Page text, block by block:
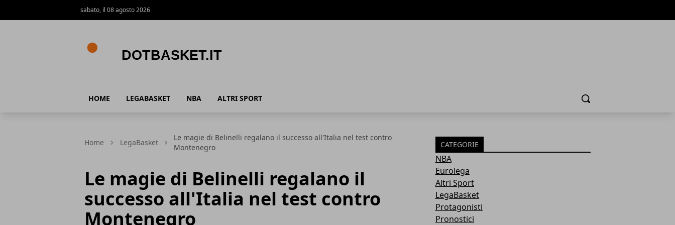
sabato, il 08 agosto 2026
HOME LEGABASKET NBA ALTRI SPORT Cerca
Home LegaBasket
Le magie di Belinelli regalano il successo all'Italia nel test contro
Montenegro
Le magie di Belinelli regalano il
successo all'Italia nel test contro
Montenegro
CATEGORIE
NBA
Eurolega
Altri Sport
LegaBasket
Protagonisti
Pronostici